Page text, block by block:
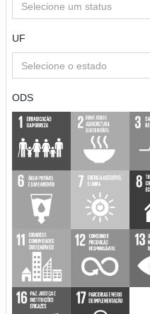
Selecione um status
UF
Selecione o estado
ODS